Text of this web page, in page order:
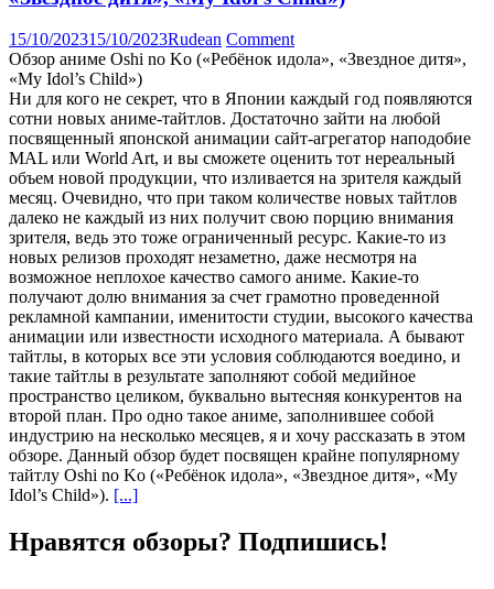
15/10/202315/10/2023Rudean Comment
Обзор аниме Oshi no Ko («Ребёнок идола», «Звездное дитя»,
«My Idol’s Child»)
Ни для кого не секрет, что в Японии каждый год появляются
сотни новых аниме-тайтлов. Достаточно зайти на любой
посвященный японской анимации сайт-агрегатор наподобие
MAL или World Art, и вы сможете оценить тот нереальный
объем новой продукции, что изливается на зрителя каждый
месяц. Очевидно, что при таком количестве новых тайтлов
далеко не каждый из них получит свою порцию внимания
зрителя, ведь это тоже ограниченный ресурс. Какие-то из
новых релизов проходят незаметно, даже несмотря на
возможное неплохое качество самого аниме. Какие-то
получают долю внимания за счет грамотно проведенной
рекламной кампании, именитости студии, высокого качества
анимации или известности исходного материала. А бывают
тайтлы, в которых все эти условия соблюдаются воедино, и
такие тайтлы в результате заполняют собой медийное
пространство целиком, буквально вытесняя конкурентов на
второй план. Про одно такое аниме, заполнившее собой
индустрию на несколько месяцев, я и хочу рассказать в этом
обзоре. Данный обзор будет посвящен крайне популярному
тайтлу Oshi no Ko («Ребёнок идола», «Звездное дитя», «My
Idol’s Child»). [...]
Нравятся обзоры? Подпишись!